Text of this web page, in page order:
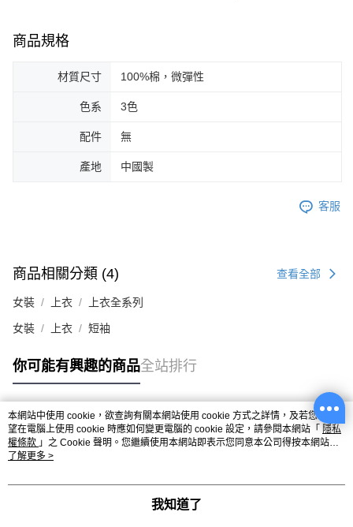
商品規格
材質尺寸 100%棉，微彈性
色系 3色
配件 無
產地 中國製
客服
商品相關分類 (4) 查看全部
女裝 上衣 上衣全系列
女裝 上衣 短袖
你可能有興趣的商品全站排行
熱門標籤
本網站中使用 cookie，欲查詢有關本網站使用 cookie 方式之詳情，及若您不希
望在電腦上使用 cookie 時應如何變更電腦的 cookie 設定，請參閱本網站「 隱私
權條款 」之 Cookie 聲明。您繼續使用本網站即表示您同意本公司得按本網站使
用條款之 Cookie 聲明使用 cookie。
了解更多 >
我知道了